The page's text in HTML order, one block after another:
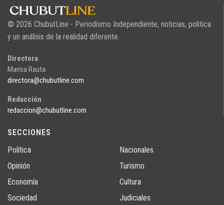
© 2026 ChubutLine - Periodismo Independiente, noticias, politica
y un análisis de la realidad diferente.
Directora
Marisa Rauta
directora@chubutline.com
Redacción
redaccion@chubutline.com
SECCIONES
Política
Opinión
Economía
Sociedad
Nacionales
Turismo
Cultura
Judiciales